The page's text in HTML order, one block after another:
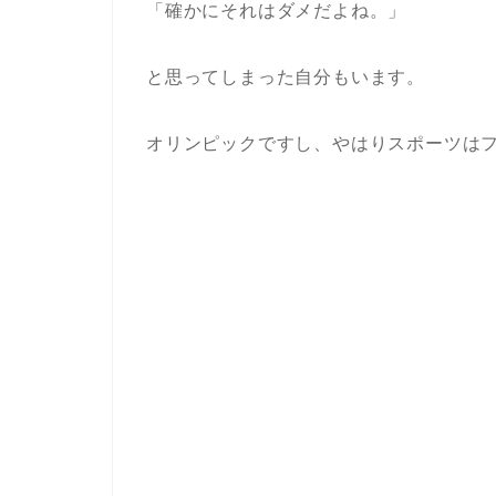
「確かにそれはダメだよね。」
と思ってしまった自分もいます。
オリンピックですし、やはりスポーツは